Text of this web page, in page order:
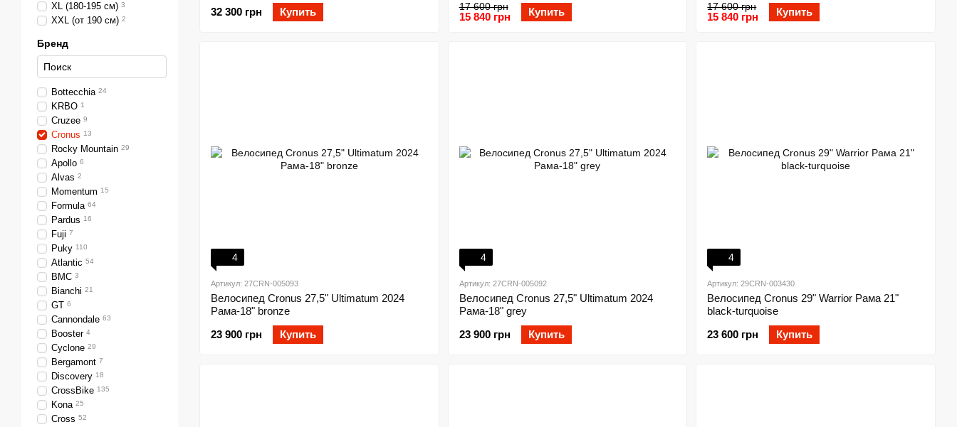
32 300 грн
Купить 17 600 грн
15 840 грн Купить 17 600 грн
15 840 грн Купить
4
Артикул: 27CRN-005093
Велосипед Cronus 27,5" Ultimatum 2024
Рама-18" bronze
23 900 грн
Купить
4
Артикул: 27CRN-005092
Велосипед Cronus 27,5" Ultimatum 2024
Рама-18" grey
23 900 грн
Купить
4
Артикул: 29CRN-003430
Велосипед Cronus 29" Warrior Рама 21"
black-turquoise
23 600 грн
Купить
XL (180-195 см) 3
XXL (от 190 см) 2
Бренд
Bottecchia 24
KRBO 1
Cruzee 9
Cronus 13
Rocky Mountain 29
Apollo 6
Alvas 2
Momentum 15
Formula 64
Pardus 16
Fuji 7
Puky 110
Atlantic 54
BMC 3
Bianchi 21
GT 6
Cannondale 63
Booster 4
Cyclone 29
Bergamont 7
Discovery 18
CrossBike 135
Kona 25
Cross 52